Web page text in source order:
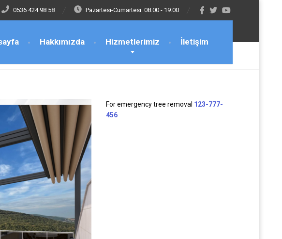
0536 424 98 58 Pazartesi-Cumartesi: 08:00 - 19:00
Hakkımızda Hizmetlerimiz İletişim
For emergency tree removal 123-777-
456